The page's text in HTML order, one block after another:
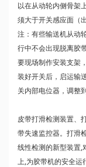
以在从动轮内侧骨架
须大于开关感应面（
注：有些输送机从动
行中不会出现脱离胶
要现场制作安装支架
装好开关后，启运输
关内部电位器，调整
皮带打滑检测装置、
带失速监控器。打滑
线性检测的新型装置,
上,为胶带机的安全运